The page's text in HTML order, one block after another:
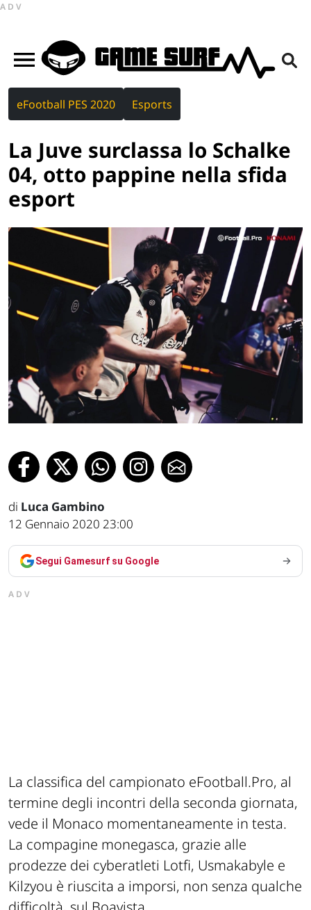
ADV
eFootball PES 2020 Esports
La Juve surclassa lo Schalke
04, otto pappine nella sfida
esport
di Luca Gambino
12 Gennaio 2020 23:00
Segui Gamesurf su Google
ADV
La classifica del campionato eFootball.Pro, al
termine degli incontri della seconda giornata,
vede il Monaco momentaneamente in testa.
La compagine monegasca, grazie alle
prodezze dei cyberatleti Lotfi, Usmakabyle e
Kilzyou è riuscita a imporsi, non senza qualche